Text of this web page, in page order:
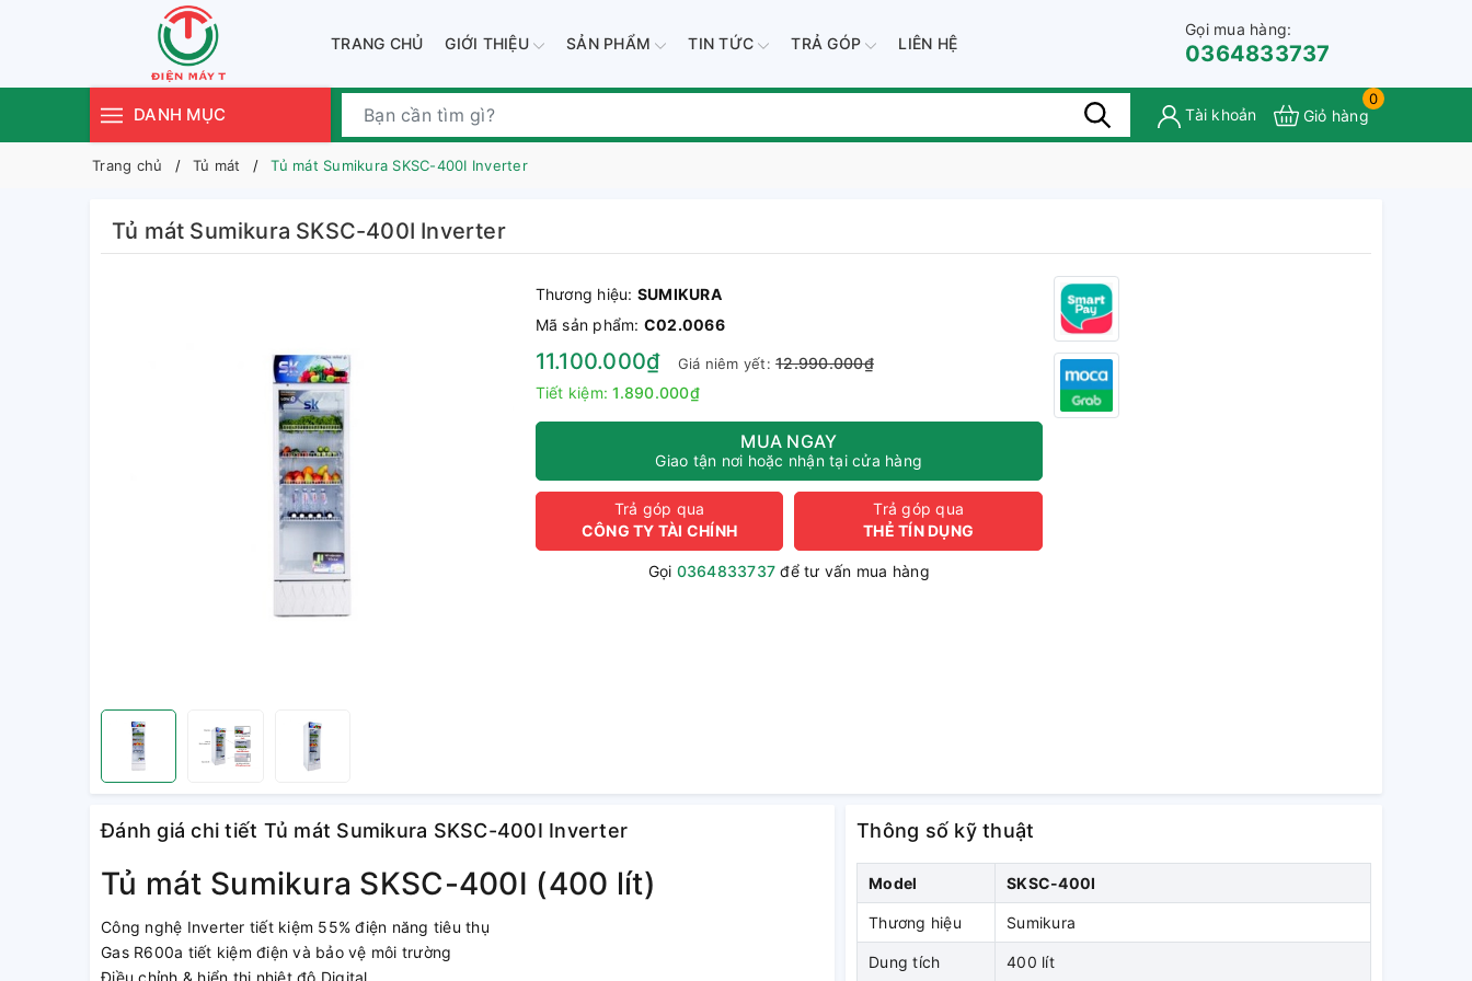
TRANG CHỦ GIỚI THIỆU SẢN PHẨM TIN TỨC TRẢ GÓP LIÊN HỆ
Gọi mua hàng:
0364833737
DANH MỤC Tài khoản
0
Giỏ hàng
Trang chủ Tủ mát Tủ mát Sumikura SKSC-400I Inverter
Tủ mát Sumikura SKSC-400I Inverter
Thương hiệu: SUMIKURA
Mã sản phẩm: C02.0066
11.100.000₫ Giá niêm yết:12.990.000₫
Tiết kiệm:1.890.000₫
MUA NGAY
Giao tận nơi hoặc nhận tại cửa hàng
Trả góp qua
CÔNG TY TÀI CHÍNH
Trả góp qua
THẺ TÍN DỤNG
Gọi 0364833737 để tư vấn mua hàng
Đánh giá chi tiết Tủ mát Sumikura SKSC-400I Inverter
Tủ mát Sumikura SKSC-400I (400 lít)
Công nghệ Inverter tiết kiệm 55% điện năng tiêu thụ
Gas R600a tiết kiệm điện và bảo vệ môi trường
Điều chỉnh & hiển thị nhiệt độ Digital
Thông số kỹ thuật
Model SKSC-400I
Thương hiệu Sumikura
Dung tích 400 lít